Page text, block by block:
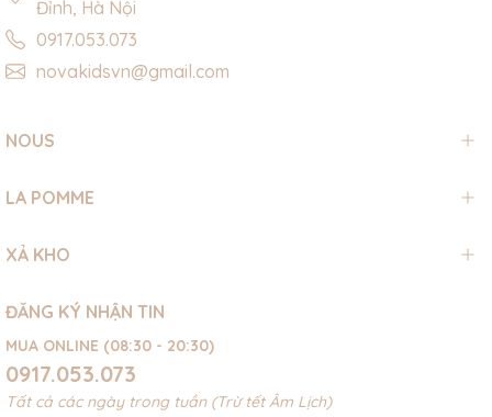
Đỉnh, Hà Nội
0917.053.073
novakidsvn@gmail.com
NOUS
LA POMME
XẢ KHO
ĐĂNG KÝ NHẬN TIN
MUA ONLINE (08:30 - 20:30)
0917.053.073
Tất cả các ngày trong tuần (Trừ tết Âm Lịch)